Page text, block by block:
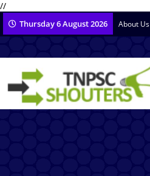
//
Thursday 6 August 2026 About Us